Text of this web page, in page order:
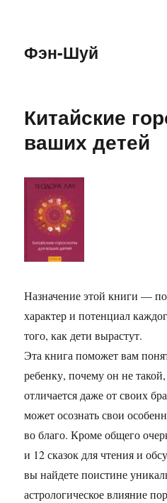
Фэн-Шуй
Китайские
ваших детей
Назначение этой книги —
характер и потенциал
того, как дети вырастут.
Эта книга поможет вам
ребенку, почему он не
отличается даже от своих
может осознать свои
во благо. Кроме общего
и 12 сказок для чтения и
вы найдете поистине
астрологическое влияние